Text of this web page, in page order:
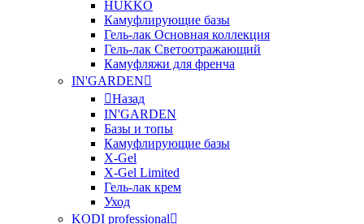
HUKKO
Камуфлирующие базы
Гель-лак Основная коллекция
Гель-лак Светоотражающий
Камуфляжи для френча
IN'GARDEN
Назад
IN'GARDEN
Базы и топы
Камуфлирующие базы
X-Gel
X-Gel Limited
Гель-лак крем
Уход
KODI professional